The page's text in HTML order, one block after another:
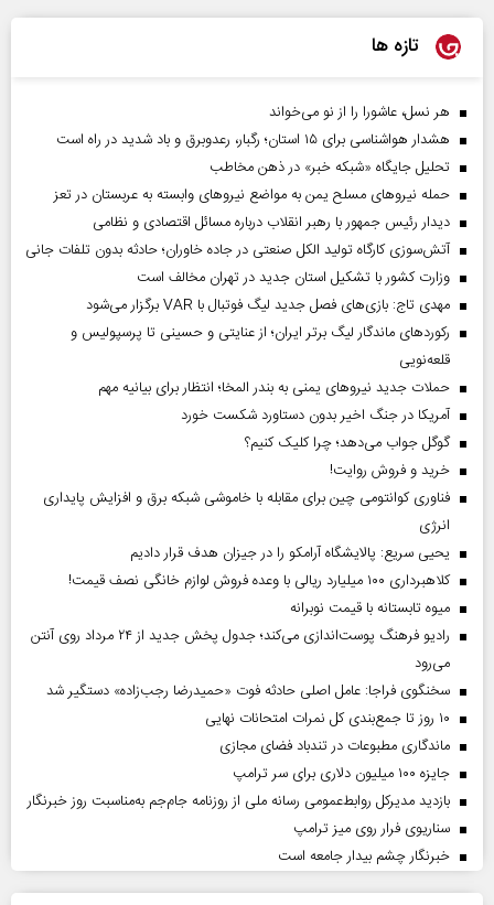
تازه ها
هر نسل، عاشورا را از نو می‌خواند
هشدار هواشناسی برای ۱۵ استان؛ رگبار، رعدوبرق و باد شدید در راه است
تحلیل جایگاه «شبکه خبر» در ذهن مخاطب
حمله نیروهای مسلح یمن به مواضع نیروهای وابسته به عربستان در تعز
دیدار رئیس‌ جمهور با رهبر انقلاب درباره مسائل اقتصادی و نظامی
آتش‌سوزی کارگاه تولید الکل صنعتی در جاده خاوران؛ حادثه بدون تلفات جانی
وزارت کشور با تشکیل استان جدید در تهران مخالف است
مهدی تاج: بازی‌های فصل جدید لیگ فوتبال با VAR برگزار می‌شود
رکورد‌های ماندگار لیگ برتر ایران؛ از عنایتی و حسینی تا پرسپولیس و
قلعه‌نویی
حملات جدید نیروهای یمنی به بندر المخا؛ انتظار برای بیانیه مهم
آمریکا در جنگ اخیر بدون دستاورد شکست خورد
گوگل جواب می‌دهد؛ چرا کلیک کنیم؟
خرید و فروش روایت!
فناوری کوانتومی چین برای مقابله با خاموشی شبکه برق و افزایش پایداری
انرژی
یحیی سریع: پالایشگاه آرامکو را در جیزان هدف قرار دادیم
کلاهبرداری ۱۰۰ میلیارد ریالی با وعده فروش لوازم خانگی نصف قیمت!
میوه تابستانه با قیمت نوبرانه
رادیو فرهنگ پوست‌اندازی می‌کند؛ جدول پخش جدید از ۲۴ مرداد روی آنتن
می‌رود
سخنگوی فراجا: عامل اصلی حادثه فوت «حمیدرضا رجب‌زاده» دستگیر شد
۱۰ روز تا جمع‌بندی کل نمرات امتحانات نهایی
ماندگاری مطبوعات در تندباد فضای مجازی
جایزه ۱۰۰ میلیون دلاری برای سر ترامپ
بازدید مدیرکل روابط‌عمومی رسانه ملی از روزنامه جام‌جم به‌مناسبت روز خبرنگار
سناریوی فرار روی میز ترامپ
خبرنگار چشم بیدار جامعه است